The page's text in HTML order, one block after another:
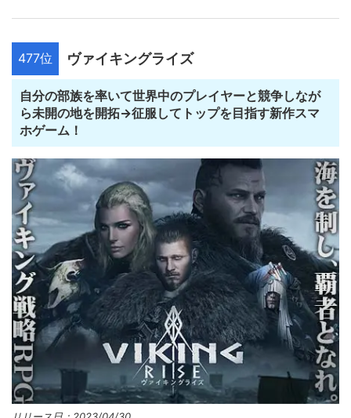
477位 ヴァイキングライズ
自分の部族を率いて世界中のプレイヤーと競争しなが
ら未開の地を開拓→征服してトップを目指す新作スマ
ホゲーム！